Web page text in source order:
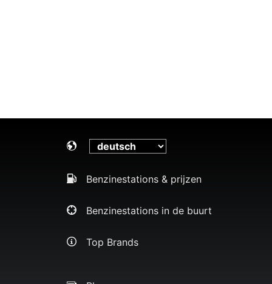
Benzinestations & prijzen
Benzinestations in de buurt
Top Brands